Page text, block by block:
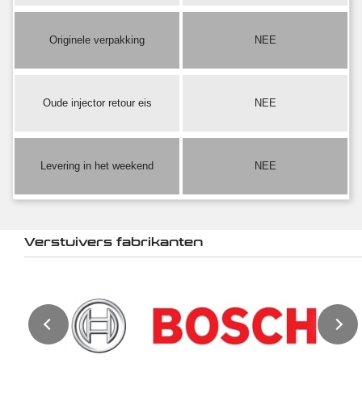
Originele verpakking NEE
Oude injector retour eis NEE
Levering in het weekend NEE
Verstuivers fabrikanten